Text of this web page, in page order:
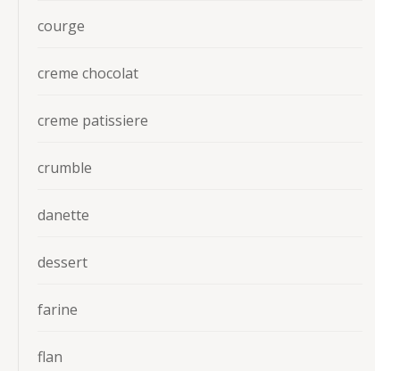
courge
creme chocolat
creme patissiere
crumble
danette
dessert
farine
flan